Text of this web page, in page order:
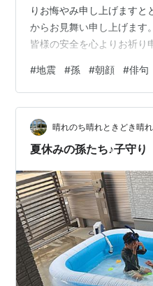
りお悔やみ申し上げます
からお見舞い申し上げます
皆様の安全を心よりお祈り
程度とのことで、安堵した
日曜日、息子家族が住むマ
近くなのに、端午のお節
０か月の成長ぶりにびっく
り、じーじに人見知りする
#地震 #孫 #朝顔 #俳句
晴れのち晴れときどき晴れ
夏休みの孫たち♪子守り